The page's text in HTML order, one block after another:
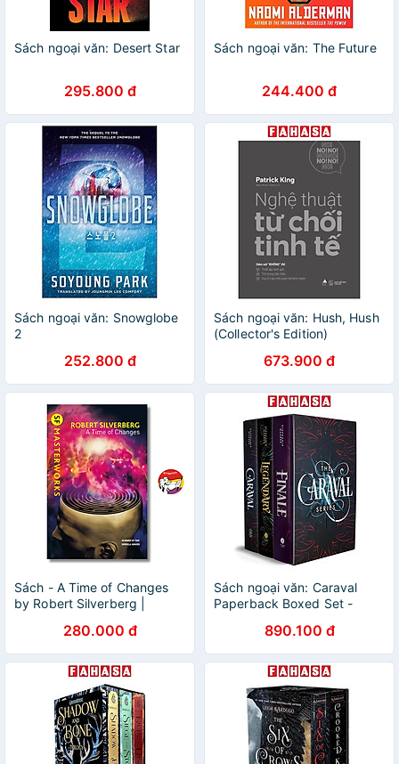
Sách ngoại văn: Desert Star
295.800 đ
Sách ngoại văn: The Future
244.400 đ
Sách ngoại văn: Snowglobe
2
252.800 đ
Sách ngoại văn: Hush, Hush
(Collector's Edition)
673.900 đ
Sách - A Time of Changes
by Robert Silverberg |
Ngoại văn Nhập khẩu
280.000 đ
Sách ngoại văn: Caraval
Paperback Boxed Set -
890.100 đ